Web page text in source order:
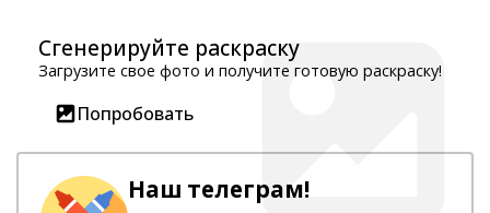
Сгенерируйте раскраску
Загрузите свое фото и получите готовую раскраску!
Попробовать
Наш телеграм!